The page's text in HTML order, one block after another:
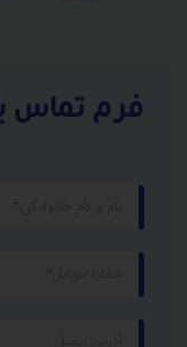
فرم تماس